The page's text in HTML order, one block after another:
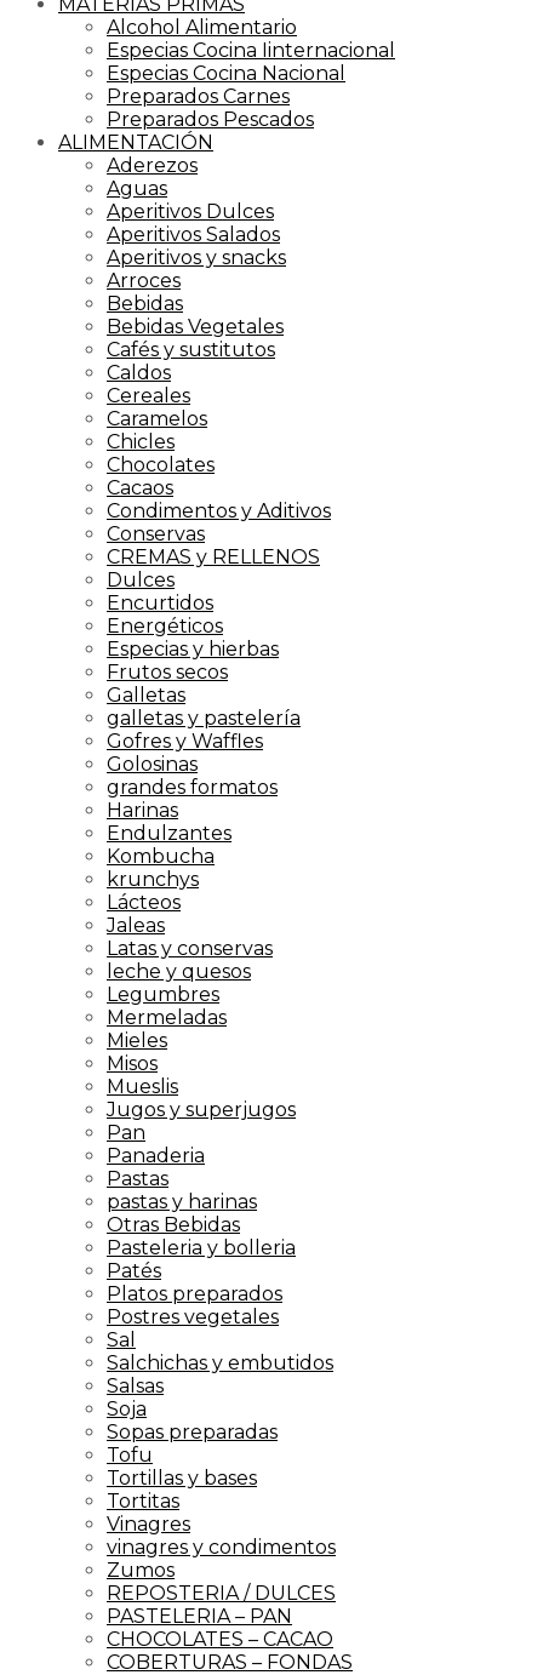
MATERIAS PRIMAS
Alcohol Alimentario
Especias Cocina Iinternacional
Especias Cocina Nacional
Preparados Carnes
Preparados Pescados
ALIMENTACIÓN
Aderezos
Aguas
Aperitivos Dulces
Aperitivos Salados
Aperitivos y snacks
Arroces
Bebidas
Bebidas Vegetales
Cafés y sustitutos
Caldos
Cereales
Caramelos
Chicles
Chocolates
Cacaos
Condimentos y Aditivos
Conservas
CREMAS y RELLENOS
Dulces
Encurtidos
Energéticos
Especias y hierbas
Frutos secos
Galletas
galletas y pastelería
Gofres y Waffles
Golosinas
grandes formatos
Harinas
Endulzantes
Kombucha
krunchys
Lácteos
Jaleas
Latas y conservas
leche y quesos
Legumbres
Mermeladas
Mieles
Misos
Mueslis
Jugos y superjugos
Pan
Panaderia
Pastas
pastas y harinas
Otras Bebidas
Pasteleria y bolleria
Patés
Platos preparados
Postres vegetales
Sal
Salchichas y embutidos
Salsas
Soja
Sopas preparadas
Tofu
Tortillas y bases
Tortitas
Vinagres
vinagres y condimentos
Zumos
REPOSTERIA / DULCES
PASTELERIA – PAN
CHOCOLATES – CACAO
COBERTURAS – FONDAS